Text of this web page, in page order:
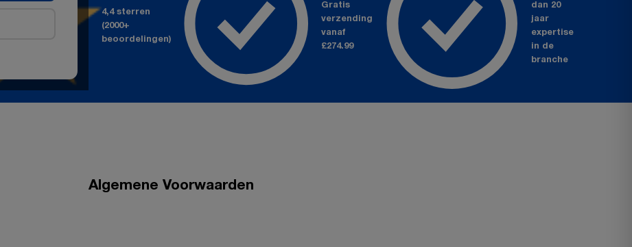
4,4 sterren
(2000+
beoordelingen)
Gratis
verzending
vanaf
£274.99
dan 20
jaar
expertise
in de
branche
Algemene Voorwaarden